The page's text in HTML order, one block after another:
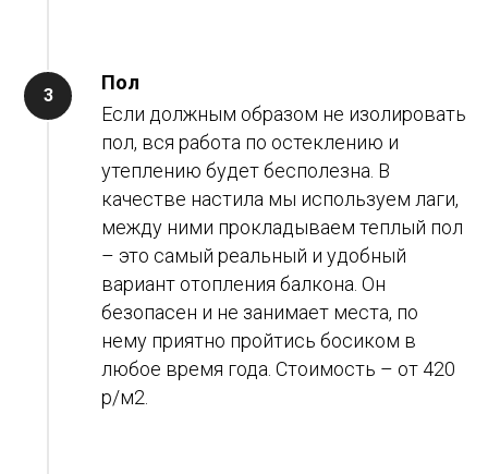
Пол
Если должным образом не изолировать
пол, вся работа по остеклению и
утеплению будет бесполезна. В
качестве настила мы используем лаги,
между ними прокладываем теплый пол
– это самый реальный и удобный
вариант отопления балкона. Он
безопасен и не занимает места, по
нему приятно пройтись босиком в
любое время года. Стоимость – от 420
р/м2.